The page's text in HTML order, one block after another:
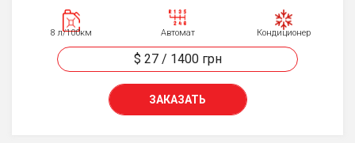
8 л/100км Автомат Кондиционер
$ 27/ 1400 грн
ЗАКАЗАТЬ